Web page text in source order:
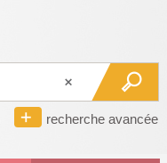
recherche avancée